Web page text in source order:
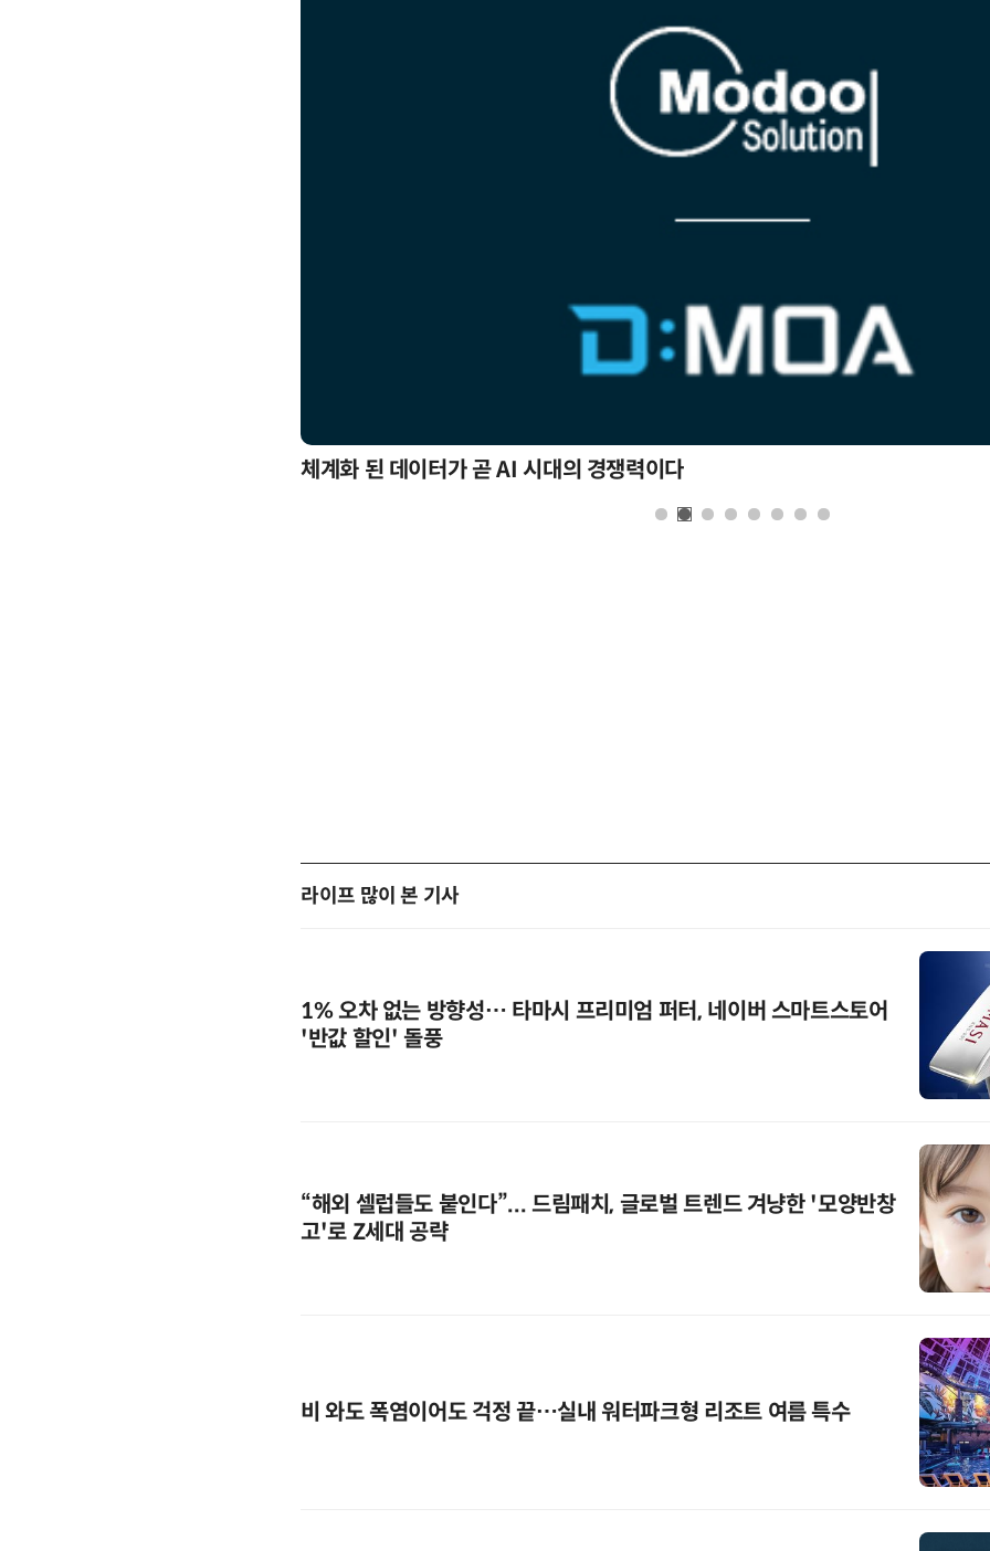
체계화 된 데이터가 곧 AI 시대의 경쟁력이다
라이프 많이 본 기사
1% 오차 없는 방향성… 타마시 프리미엄 퍼터, 네이버 스마트스토어
'반값 할인' 돌풍
“해외 셀럽들도 붙인다”... 드림패치, 글로벌 트렌드 겨냥한 '모양반창
고'로 Z세대 공략
비 와도 폭염이어도 걱정 끝…실내 워터파크형 리조트 여름 특수